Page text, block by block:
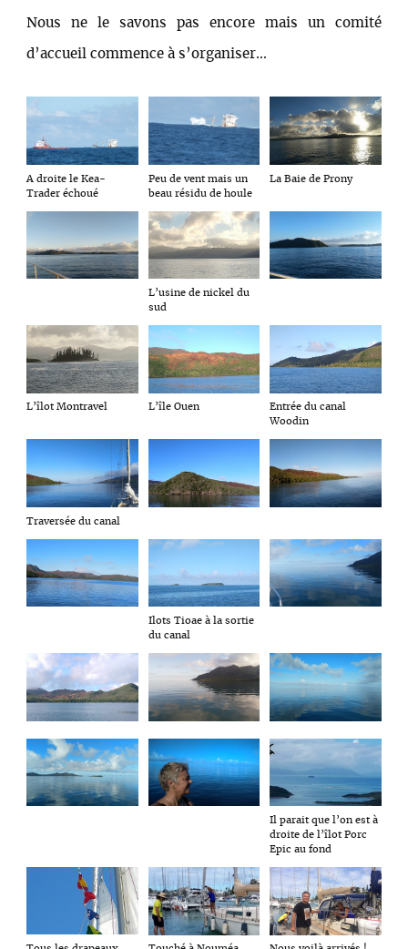
Nous ne le savons pas encore mais un comité
d’accueil commence à s’organiser...
A droite le Kea-
Trader échoué
Peu de vent mais un
beau résidu de houle
La Baie de Prony
L’usine de nickel du
sud
L’îlot Montravel L’île Ouen
Entrée du canal
Woodin
Traversée du canal
Ilots Tioae à la sortie
du canal
Il parait que l’on est à
droite de l’îlot Porc
Epic au fond